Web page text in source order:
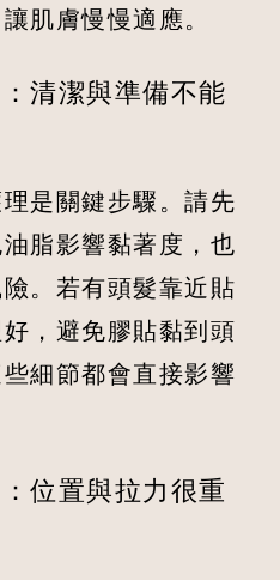
肌膚慢慢適應。
清潔與準備不能
是關鍵步驟。請先
脂影響黏著度，也
。若有頭髮靠近貼
，避免膠貼黏到頭
細節都會直接影響
位置與拉力很重